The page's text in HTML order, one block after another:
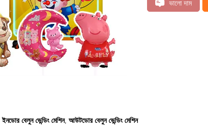
ভালো দাম
ইনডোর বেলুন ভেন্ডিং মেশিন, আউটডোর বেলুন ভেন্ডিং মেশিন